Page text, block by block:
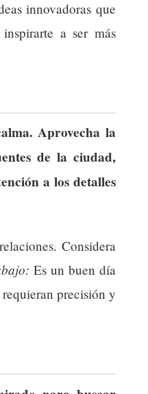
innovadoras que
a ser más
Aprovecha la
de la ciudad,
a los detalles
Considera
Es un buen día
precisión y